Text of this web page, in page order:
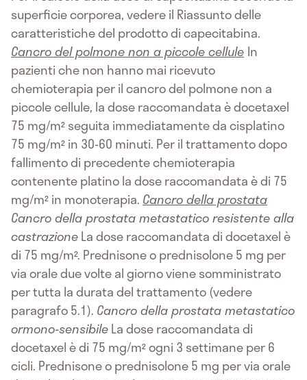
superficie corporea, vedere il Riassunto delle
caratteristiche del prodotto di capecitabina.
Cancro del polmone non a piccole cellule In
pazienti che non hanno mai ricevuto
chemioterapia per il cancro del polmone non a
piccole cellule, la dose raccomandata è docetaxel
75 mg/m² seguita immediatamente da cisplatino
75 mg/m² in 30-60 minuti. Per il trattamento dopo
fallimento di precedente chemioterapia
contenente platino la dose raccomandata è di 75
mg/m² in monoterapia. Cancro della prostata
Cancro della prostata metastatico resistente alla
castrazioneLa dose raccomandata di docetaxel è
di 75 mg/m². Prednisone o prednisolone 5 mg per
via orale due volte al giorno viene somministrato
per tutta la durata del trattamento (vedere
paragrafo 5.1). Cancro della prostata metastatico
ormono-sensibileLa dose raccomandata di
docetaxel è di 75 mg/m² ogni 3 settimane per 6
cicli. Prednisone o prednisolone 5 mg per via orale